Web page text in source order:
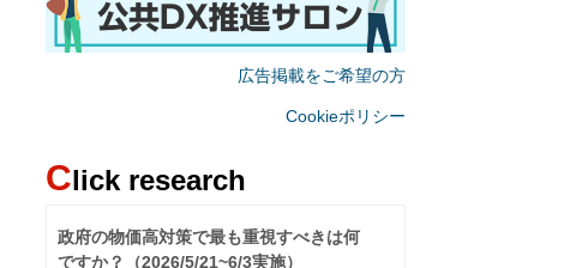
広告掲載をご希望の方
Cookieポリシー
Click research